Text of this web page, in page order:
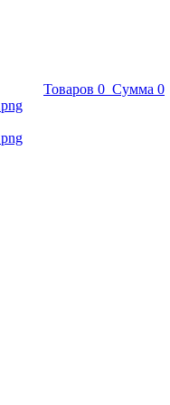
Товаров 0 Сумма 0